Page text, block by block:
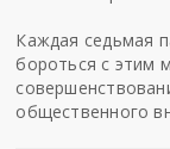
Каждая седьмая
бороться с этим
общественного